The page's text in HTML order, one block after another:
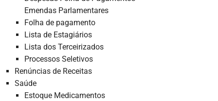
Emendas Parlamentares
Folha de pagamento
Lista de Estagiários
Lista dos Terceirizados
Processos Seletivos
Renúncias de Receitas
Saúde
Estoque Medicamentos